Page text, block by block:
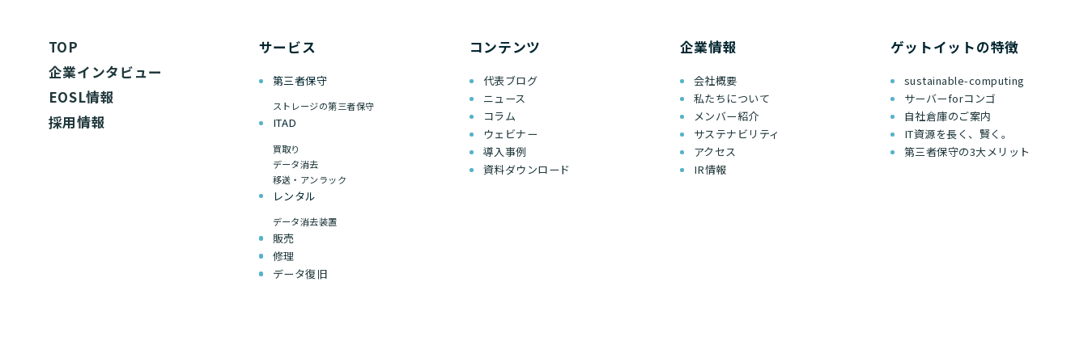
TOP
企業インタビュー
EOSL情報
採用情報
サービス
第三者保守
ストレージの第三者保守
ITAD
買取り
データ消去
移送・アンラック
レンタル
データ消去装置
販売
修理
データ復旧
コンテンツ
代表ブログ
ニュース
コラム
ウェビナー
導入事例
資料ダウンロード
企業情報
会社概要
私たちについて
メンバー紹介
サステナビリティ
アクセス
IR情報
ゲットイットの特徴
sustainable-computing
サーバーforコンゴ
自社倉庫のご案内
IT資源を長く、賢く。
第三者保守の3大メリット